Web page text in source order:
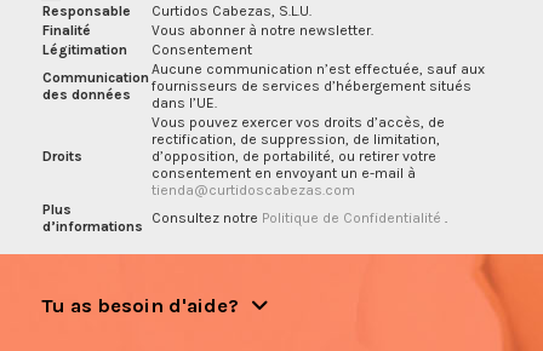
Responsable
Curtidos Cabezas, S.L.U.
Finalité
Vous abonner à notre newsletter.
Légitimation
Consentement
Communication
des données
Aucune communication n’est effectuée, sauf aux
fournisseurs de services d’hébergement situés
dans l’UE.
Droits
Vous pouvez exercer vos droits d’accès, de
rectification, de suppression, de limitation,
d’opposition, de portabilité, ou retirer votre
consentement en envoyant un e-mail à
tienda@curtidoscabezas.com
Plus
d’informations
Consultez notre Politique de Confidentialité
Tu as besoin d'aide?